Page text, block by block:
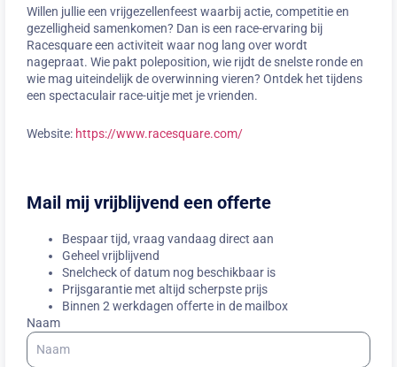
Willen jullie een vrijgezellenfeest waarbij actie, competitie en
gezelligheid samenkomen? Dan is een race-ervaring bij
Racesquare een activiteit waar nog lang over wordt
nagepraat. Wie pakt poleposition, wie rijdt de snelste ronde en
wie mag uiteindelijk de overwinning vieren? Ontdek het tijdens
een spectaculair race-uitje met je vrienden.
Website: https://www.racesquare.com/
Mail mij vrijblijvend een offerte
Bespaar tijd, vraag vandaag direct aan
Geheel vrijblijvend
Snelcheck of datum nog beschikbaar is
Prijsgarantie met altijd scherpste prijs
Binnen 2 werkdagen offerte in de mailbox
Naam